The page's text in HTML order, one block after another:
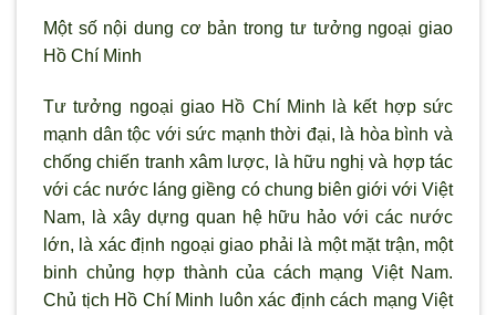
Một số nội dung cơ bản trong tư tưởng ngoại giao
Hồ Chí Minh
Tư tưởng ngoại giao Hồ Chí Minh là kết hợp sức
mạnh dân tộc với sức mạnh thời đại, là hòa bình và
chống chiến tranh xâm l ược, là hữu nghị và hợp tác
với các nước láng giềng có chung biên giới với Việt
Nam, là xây dựng quan hệ hữu hảo với các nước
lớn, là xác định ngoại giao phải là một mặt trận, một
binh chủng hợp thành của cách mạng Việt Nam.
Chủ tịch Hồ Chí Minh luôn xác định cách mạng Việt